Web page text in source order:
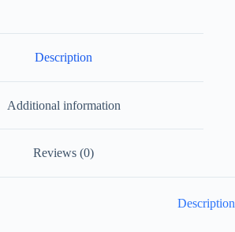
Description
Additional information
Reviews (0)
Description